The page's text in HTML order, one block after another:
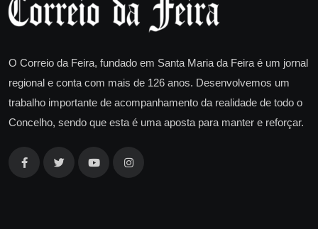
O Correio da Feira, fundado em Santa Maria da Feira é um jornal
regional e conta com mais de 126 anos. Desenvolvemos um
trabalho importante de acompanhamento da realidade de todo o
Concelho, sendo que esta é uma aposta para manter e reforçar.